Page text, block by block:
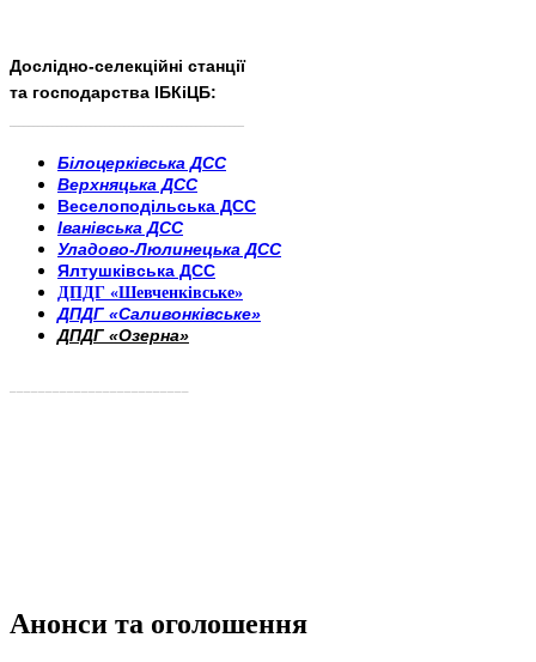
Дослідно-селекційні станції
та господарства ІБКіЦБ:
Білоцерківська ДСС
Верхняцька ДСС
Веселоподільська ДСС
Іванівська ДСС
Уладово-Люлинецька ДСС
Ялтушківська ДСС
ДПДГ «Шевченківське»
ДПДГ «Саливонківське»
ДПДГ «Озерна»
Анонси та оголошення